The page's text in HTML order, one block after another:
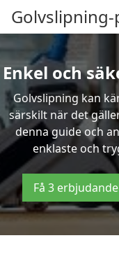
Golvslipning-
Enkel och
Golvslipning kan
särskilt när det
denna guide och
enklaste och
Få 3